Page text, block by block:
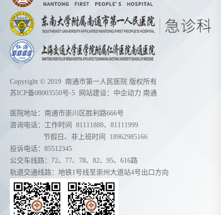
Copyright © 2019 南通市第一人民医院 版权所有
苏ICP备08003550号-5 网站建设： 中企动力 南通
医院地址：南通市崇川区胜利路666号
咨询电话：工作时间 81111888、 81111999
节假日、非上班时间 18962985166
投诉电话：85512345
公交车线路：72、77、78、82、95、616路
轨道交通线路：地铁1号线至崇州大道站4号出口方向